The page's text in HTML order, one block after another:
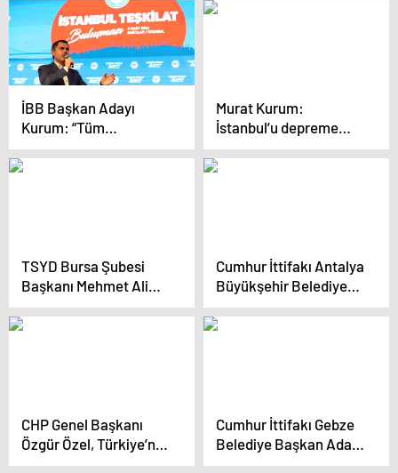
görevlerine geri
alacağız
İBB Başkan Adayı
Kurum: “Tüm
emekçilerimizin
tazminatı da teminatı
Murat Kurum:
İstanbul’u depreme
hazırlıklı hale
getireceğiz
TSYD Bursa Şubesi
Başkanı Mehmet Ali
Ekmekçi 3. kez seçildi
Cumhur İttifakı Antalya
Büyükşehir Belediye
Başkan Adayı Hakan
Tütüncü, Alanya’da
CHP Genel Başkanı
Özgür Özel, Türkiye’nin
tüm kesimlerini
Cumhur İttifakı Gebze
Belediye Başkan Adayı
Zinnur Büyükgöz,